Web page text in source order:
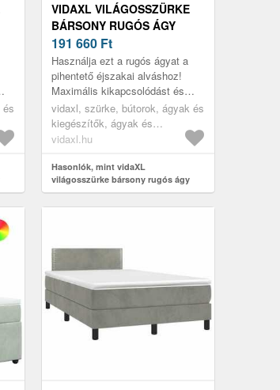
VIDAXL VILÁGOSSZÜRKE
BÁRSONY RUGÓS ÁGY
MATRACCAL 120 X 190 CM
191 660 Ft
Használja ezt a rugós ágyat a
pihentető éjszakai alváshoz!
Maximális kikapcsolódást és
kellemes alvást kínál.
vidaxl, szürke, bútorok, ágyak és
kiegészítők, ágyak és
ágykeretek
vidaxl.hu
Hasonlók, mint vidaXL
világosszürke bársony rugós ágy
matraccal 120 x 190 cm